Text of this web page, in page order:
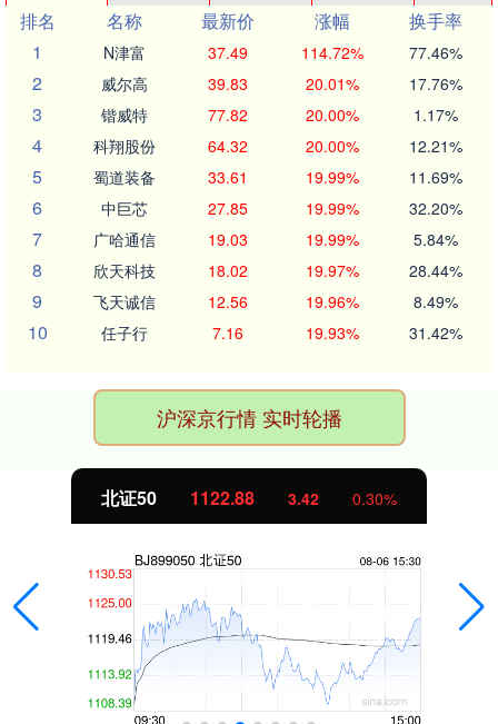
排名
名称 最新价 涨幅
换手率
1
N津富 37.49 114.72% 77.46%
2 威尔高 39.83 20.01% 17.76%
3 锴威特 77.82 20.00% 1.17%
4 科翔股份 64.32 20.00% 12.21%
5 蜀道装备 33.61 19.99% 11.69%
6 中巨芯 27.85 19.99% 32.20%
7 广哈通信 19.03 19.99% 5.84%
8 欣天科技 18.02 19.97% 28.44%
9 飞天诚信 12.56 19.96% 8.49%
10 任子行 7.16 19.93% 31.42%
沪深京行情 实时轮播
北证50 1122.88 3.42 0.30%